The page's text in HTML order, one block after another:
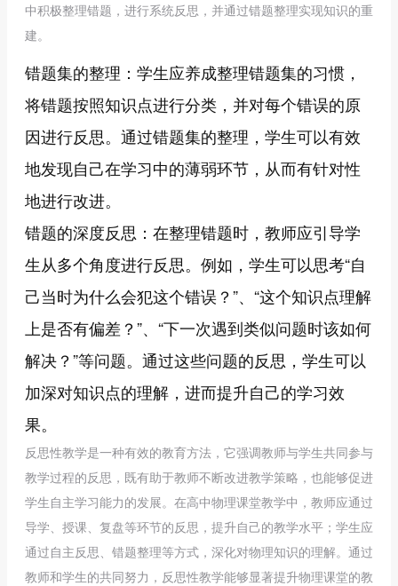
中积极整理错题，进行系统反思，并通过错题整理实现知识的重
建。
错题集的整理：学生应养成整理错题集的习惯，
将错题按照知识点进行分类，并对每个错误的原
因进行反思。通过错题集的整理，学生可以有效
地发现自己在学习中的薄弱环节，从而有针对性
地进行改进。
错题的深度反思：在整理错题时，教师应引导学
生从多个角度进行反思。例如，学生可以思考“自
己当时为什么会犯这个错误？”、“这个知识点理解
上是否有偏差？”、“下一次遇到类似问题时该如何
解决？”等问题。通过这些问题的反思，学生可以
加深对知识点的理解，进而提升自己的学习效
果。
反思性教学是一种有效的教育方法，它强调教师与学生共同参与
教学过程的反思，既有助于教师不断改进教学策略，也能够促进
学生自主学习能力的发展。在高中物理课堂教学中，教师应通过
导学、授课、复盘等环节的反思，提升自己的教学水平；学生应
通过自主反思、错题整理等方式，深化对物理知识的理解。通过
教师和学生的共同努力，反思性教学能够显著提升物理课堂的教